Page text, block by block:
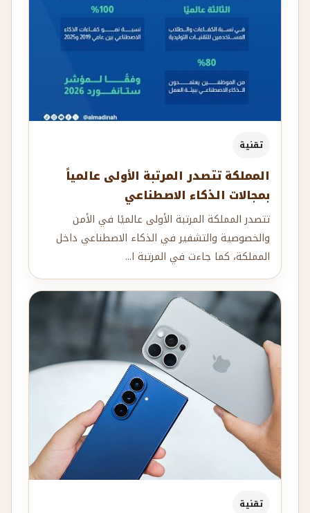
تقنية
المملكة تتصدر المرتبة الأولى عالمياً
بمجالات الذكاء الاصطناعي
تتصدر المملكة المرتبة الأولى عالميًا في الأمن
والخصوصية والتشفير في الذكاء الاصطناعي داخل
المملكة، كما جاءت في المرتبة ا...
تقنية